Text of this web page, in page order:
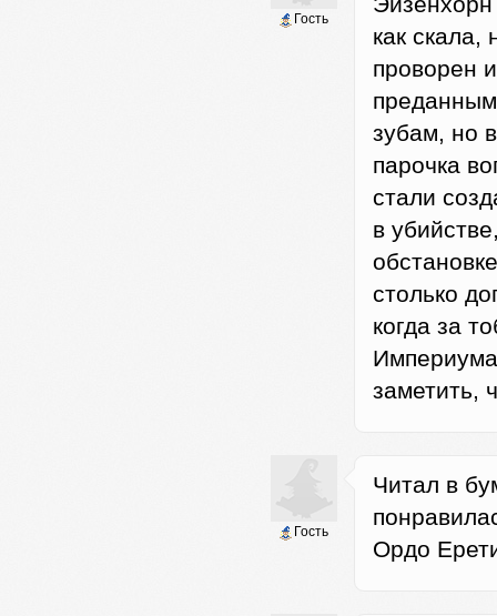
Гость
как скала,
проворен
зубам, но
парочка
стали
в
столько
когда за
заметить,
Гость
Читал в
Ордо